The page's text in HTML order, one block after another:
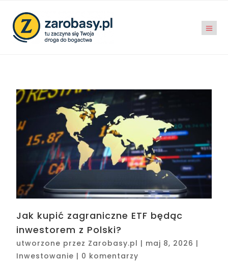
Jak kupić zagraniczne ETF będąc
inwestorem z Polski?
utworzone przez Zarobasy.pl | maj 8, 2026 |
Inwestowanie | 0 komentarzy